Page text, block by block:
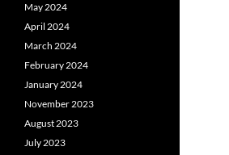
May 2024
April 2024
March 2024
February 2024
January 2024
November 2023
August 2023
July 2023